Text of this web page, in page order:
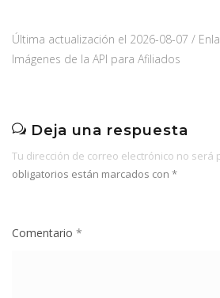
Última actualización el 2026-08-07 /
Imágenes de la API para Afiliados
Deja una respuesta
Tu dirección de correo electrónico no será
obligatorios están marcados con *
Comentario *